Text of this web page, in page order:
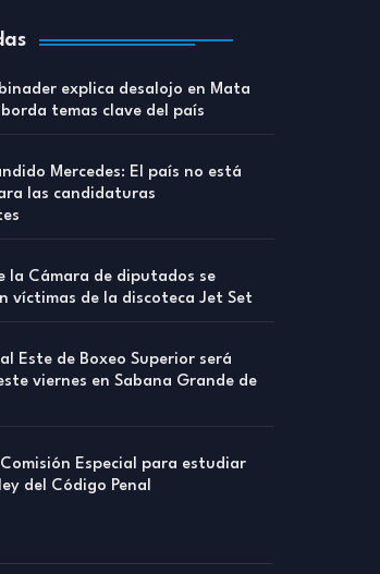
explica desalojo en Mata
temas clave del país
Mercedes: El país no está
las candidaturas
la Cámara de diputados se
víctimas de la discoteca Jet Set
Este de Boxeo Superior será
viernes en Sabana Grande de
Especial para estudiar
del Código Penal